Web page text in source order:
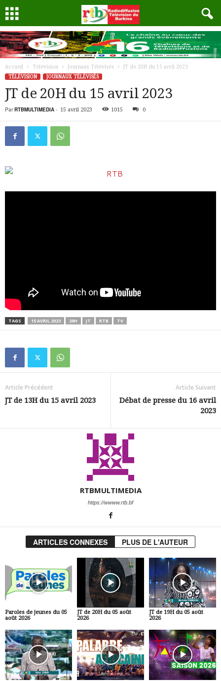
Accueil Télévision Journaux Télévisés
JT de 20H du 15 avril 2023
TÉLÉVISION
JOURNAUX TÉLÉVISÉS
JT de 20H du 15 avril 2023
Par RTBMULTIMEDIA - 15 avril 2023 1015 0
TAGS 15 AVRIL 2023 20H JT RTB TV
Article Précédent
JT de 13H du 15 avril 2023
Article Suivant
Débat de presse du 16 avril
2023
RTBMULTIMEDIA
https://wwww.rtb.bf
ARTICLES CONNEXES PLUS DE L'AUTEUR
Paroles de jeunes du 05
août 2026
JT de 20H du 05 août
2026
JT de 19H du 05 août
2026